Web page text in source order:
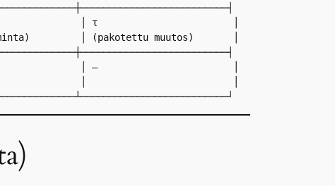
│ τ                        │
│ (pakotettu muutos)       │
│ –                        │
│                          │